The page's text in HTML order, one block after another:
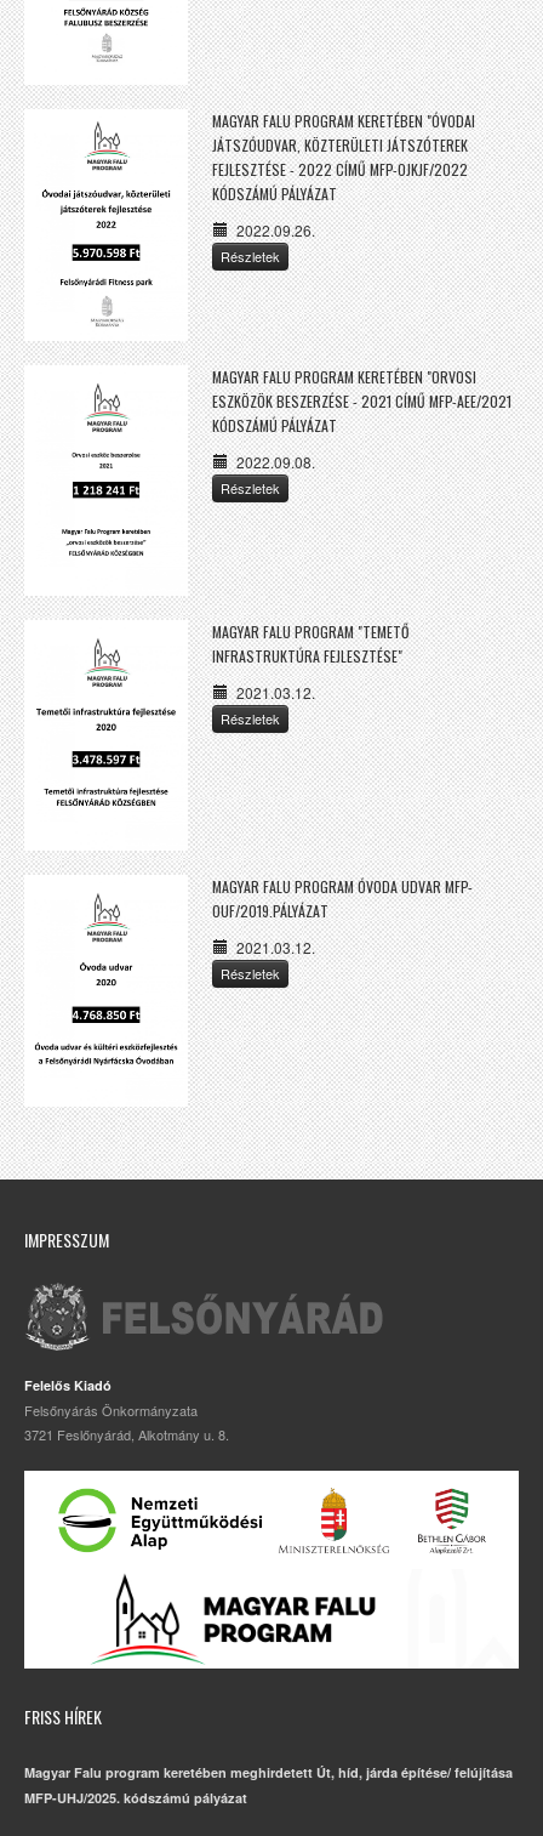
MAGYAR FALU PROGRAM KERETÉBEN "ÓVODAI
JÁTSZÓUDVAR, KÖZTERÜLETI JÁTSZÓTEREK
FEJLESZTÉSE - 2022 CÍMŰ MFP-OJKJF/2022
KÓDSZÁMÚ PÁLYÁZAT
2022.09.26.
Részletek
MAGYAR FALU PROGRAM KERETÉBEN "ORVOSI
ESZKÖZÖK BESZERZÉSE - 2021 CÍMŰ MFP-AEE/2021
KÓDSZÁMÚ PÁLYÁZAT
2022.09.08.
Részletek
MAGYAR FALU PROGRAM "TEMETŐ
INFRASTRUKTÚRA FEJLESZTÉSE"
2021.03.12.
Részletek
MAGYAR FALU PROGRAM ÓVODA UDVAR MFP-
OUF/2019.PÁLYÁZAT
2021.03.12.
Részletek
IMPRESSZUM
Felelős Kiadó
Felsőnyárás Önkormányzata
3721 Feslőnyárád, Alkotmány u. 8.
FRISS HÍREK
Magyar Falu program keretében meghirdetett Út, híd, járda építése/ felújítása
MFP-UHJ/2025. kódszámú pályázat